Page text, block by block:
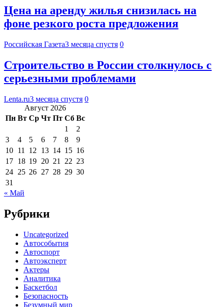
Цена на аренду жилья снизилась на
фоне резкого роста предложения
Российская Газета3 месяца спустя 0
Строительство в России столкнулось с
серьезными проблемами
Lenta.ru3 месяца спустя 0
Август 2026
Пн Вт Ср Чт Пт Сб Вс
1
2
3
4 5 6 7 8
9
10 11 12 13 14 15 16
17 18 19 20 21 22 23
24 25 26 27 28 29 30
31
« Май
Рубрики
Uncategorized
Автособытия
Автоспорт
Автоэксперт
Актеры
Аналитика
Баскетбол
Безопасность
Безумный мир